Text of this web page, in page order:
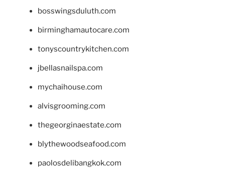
bosswingsduluth.com
birminghamautocare.com
tonyscountrykitchen.com
jbellasnailspa.com
mychaihouse.com
alvisgrooming.com
thegeorginaestate.com
blythewoodseafood.com
paolosdelibangkok.com